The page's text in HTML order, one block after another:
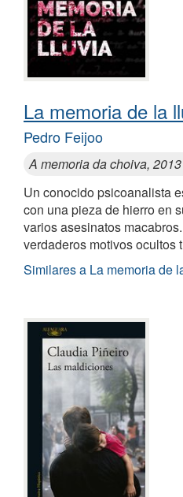
La memoria de la
Pedro Feijoo
A memoria da choiva, 2013
Un conocido psicoanalista
con una pieza de hierro en
varios asesinatos
verdaderos motivos ocultos
Similares a La memoria de